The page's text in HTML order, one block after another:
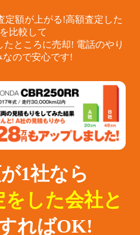
定額が上がる!高額査定した
比較して
たところに売却! 電話のやり
なので安心です!
1社なら
した会社と
ればOK!